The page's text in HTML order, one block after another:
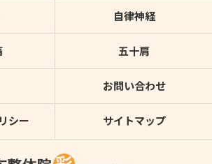
自律神経
五十肩
お問い合わせ
シー サイトマップ